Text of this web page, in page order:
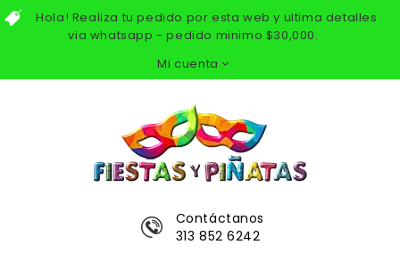
Hola! Realiza tu pedido por esta web y ultima detalles
via whatsapp - pedido minimo $30,000.
Mi cuenta
Contáctanos
313 852 6242